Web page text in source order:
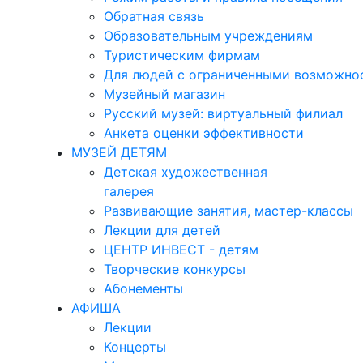
Обратная связь
Образовательным учреждениям
Туристическим фирмам
Для людей с ограниченными
Музейный магазин
Русский музей: виртуальный филиал
Анкета оценки эффективности
МУЗЕЙ ДЕТЯМ
Детская художественная
галерея
Развивающие занятия, мастер-классы
Лекции для детей
ЦЕНТР ИНВЕСТ - детям
Творческие конкурсы
Абонементы
АФИША
Лекции
Концерты